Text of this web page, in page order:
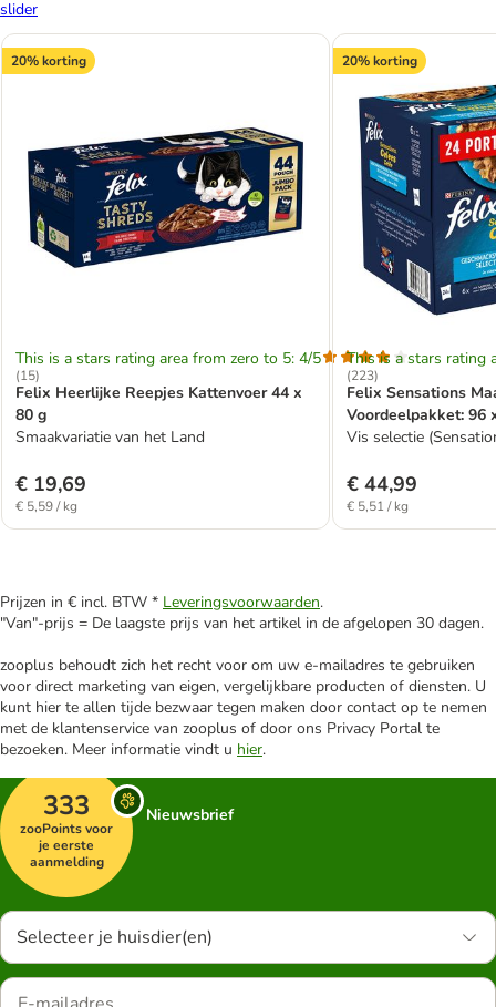
slider
20% korting
This is a stars rating area from zero to 5: 4/5
(15)
Felix Heerlijke Reepjes Kattenvoer 44 x
80 g
Smaakvariatie van het Land
€ 19,69
€ 5,59 / kg
20% korting
This is a stars rating
(223)
Felix Sensations
Voordeelpakket: 96
Vis selectie
€ 44,99
€ 5,51 / kg
Prijzen in € incl. BTW * Leveringsvoorwaarden.
"Van"-prijs = De laagste prijs van het artikel in de afgelopen 30 dagen.
zooplus behoudt zich het recht voor om uw e-mailadres te gebruiken
voor direct marketing van eigen, vergelijkbare producten of diensten. U
kunt hier te allen tijde bezwaar tegen maken door contact op te nemen
met de klantenservice van zooplus of door ons Privacy Portal te
bezoeken. Meer informatie vindt u hier.
333
zooPoints voor
je eerste
aanmelding
Nieuwsbrief
Selecteer je huisdier(en)